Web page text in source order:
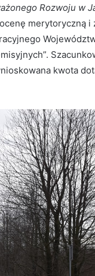
Rozwoju w
merytoryczną
kwota